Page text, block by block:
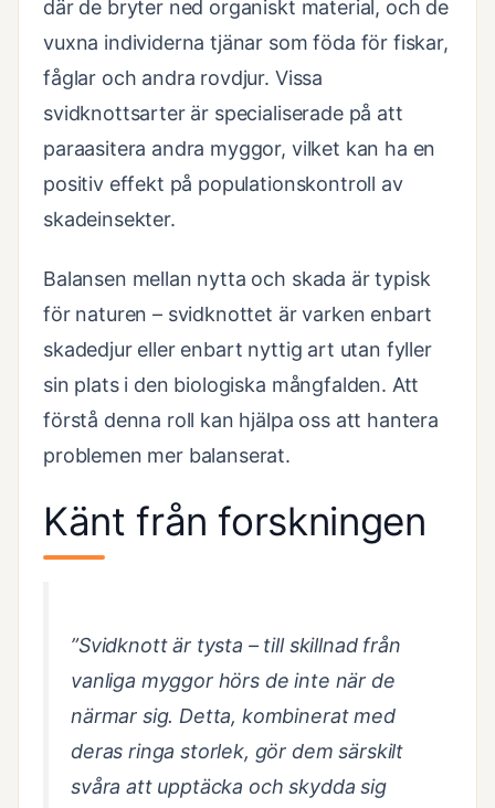
där de bryter ned organiskt material, och de
vuxna individerna tjänar som föda för fiskar,
fåglar och andra rovdjur. Vissa
svidknottsarter är specialiserade på att
paraasitera andra myggor, vilket kan ha en
positiv effekt på populationskontroll av
skadeinsekter.
Balansen mellan nytta och skada är typisk
för naturen – svidknottet är varken enbart
skadedjur eller enbart nyttig art utan fyller
sin plats i den biologiska mångfalden. Att
förstå denna roll kan hjälpa oss att hantera
problemen mer balanserat.
Känt från forskningen
”Svidknott är tysta – till skillnad från
vanliga myggor hörs de inte när de
närmar sig. Detta, kombinerat med
deras ringa storlek, gör dem särskilt
svåra att upptäcka och skydda sig